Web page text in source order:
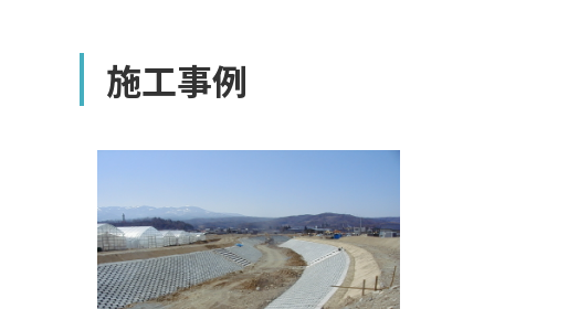
施工事例